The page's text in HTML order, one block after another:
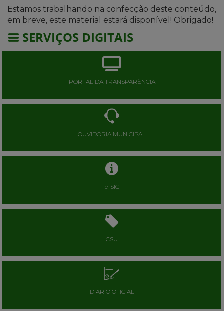
Estamos trabalhando na confecção deste conteúdo,
em breve, este material estará disponível! Obrigado!
SERVIÇOS DIGITAIS
PORTAL DA TRANSPARÊNCIA
OUVIDORIA MUNICIPAL
e-SIC
CSU
DIARIO OFICIAL